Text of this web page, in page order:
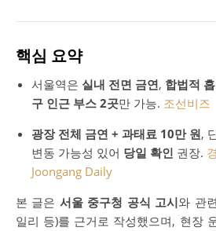
핵심 요약
서울역은 실내 전면 금연, 합법적
구 인근 부스 2곳만 가능. 조선비즈
광장 전체 금연 + 과태료 10만 원,
변동 가능성 있어 당일 확인 권장.
Joongang Daily
본 글은 서울 중구청 공식 고시와 관
일리 등)를 근거로 작성했으며, 현장